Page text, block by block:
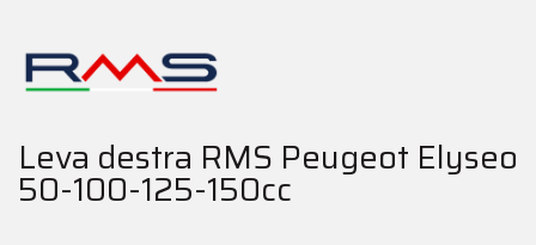
Leva destra RMS Peugeot Elyseo
50-100-125-150cc